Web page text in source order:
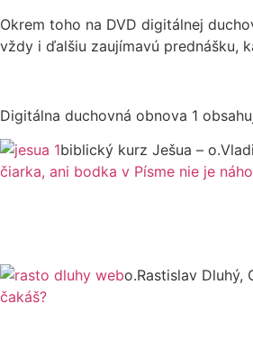
Okrem toho na DVD digitálnej
vždy i ďalšiu zaujímavú prednášku,
Digitálna duchovná obnova 1
biblický kurz Ješua –
čiarka, ani bodka v Písme nie je
o.Rastislav Dluhý,
čakáš?